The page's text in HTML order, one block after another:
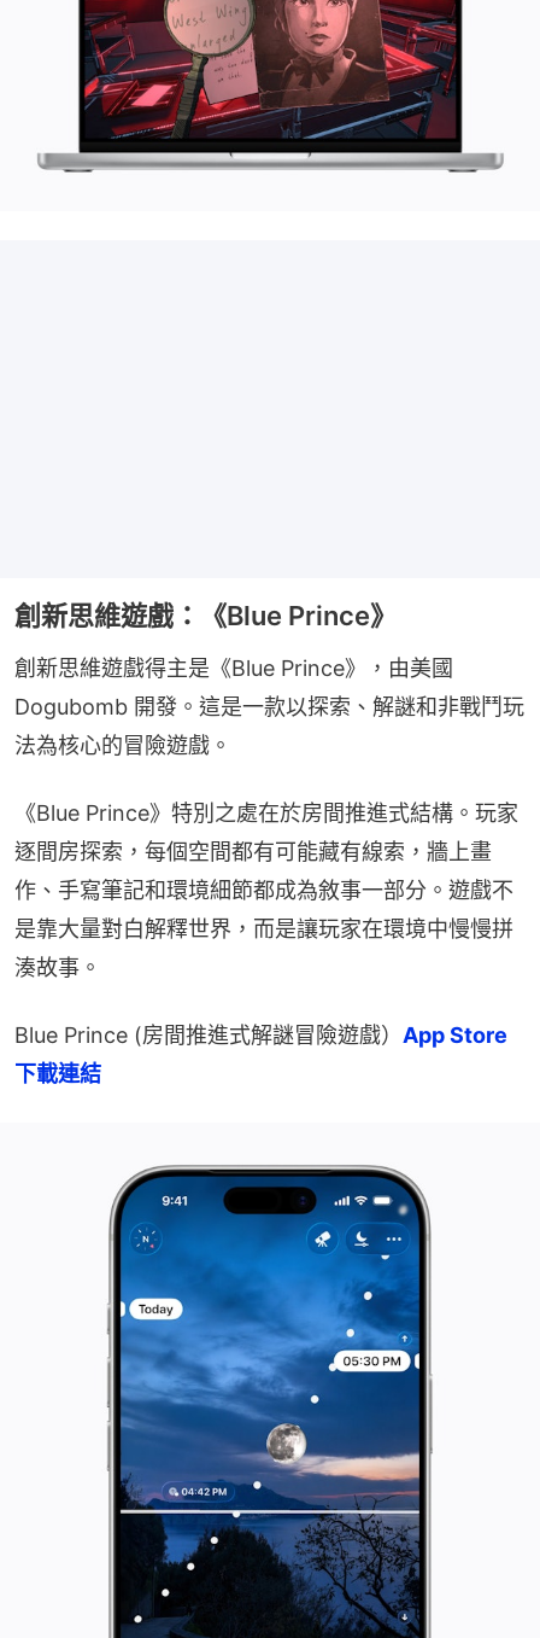
創新思維遊戲：《Blue Prince》
創新思維遊戲得主是《Blue Prince》，由美國
Dogubomb 開發。這是一款以探索、解謎和非戰鬥玩
法為核心的冒險遊戲。
《Blue Prince》特別之處在於房間推進式結構。玩家
逐間房探索，每個空間都有可能藏有線索，牆上畫
作、手寫筆記和環境細節都成為敘事一部分。遊戲不
是靠大量對白解釋世界，而是讓玩家在環境中慢慢拼
湊故事。
Blue Prince (房間推進式解謎冒險遊戲） App Store
下載連結